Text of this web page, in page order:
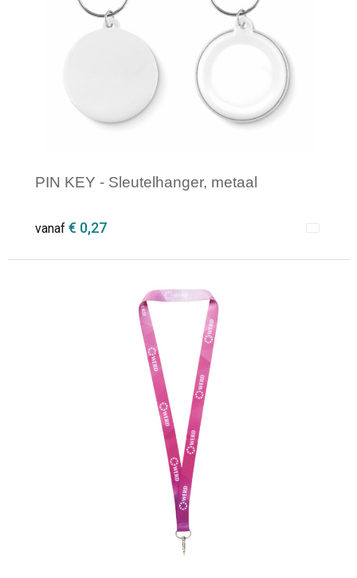
PIN KEY - Sleutelhanger, metaal
vanaf € 0,27
Minimale afname: 1